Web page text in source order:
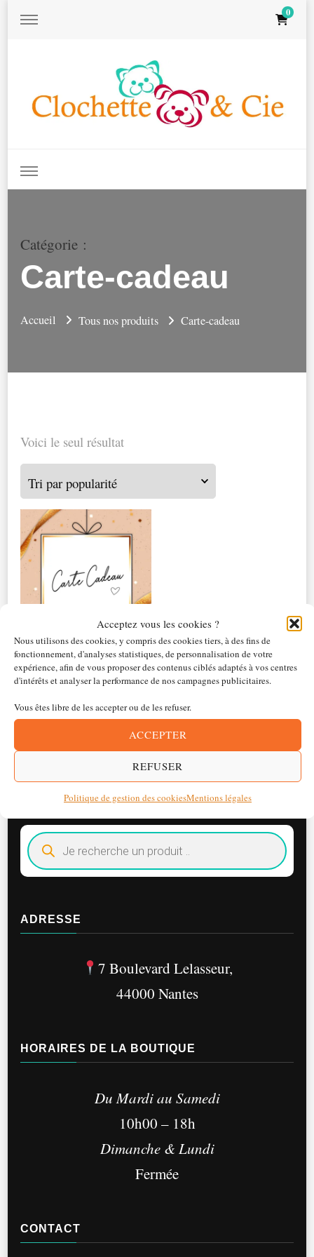
Acceptez vous les cookies ?
Nous utilisons des cookies, y compris des cookies tiers, à des fins de
fonctionnement, d'analyses statistiques, de personnalisation de votre
expérience, afin de vous proposer des contenus ciblés adaptés à vos centres
d'intérêts et analyser la performance de nos campagnes publicitaires.
Vous êtes libre de les accepter ou de les refuser.
ACCEPTER
REFUSER
Politique de gestion des cookiesMentions légales
0
Clochette
& Cie
Catégorie :
Carte-cadeau
Accueil Tous nos produits Carte-cadeau
Voici le seul résultat
Carte Cadeau
25,00€ – 300,00€Plage
de
prix :
25,00 €
à
300,00 €
Ce
produit
plusieurs
variationsLes
peuvent
la
produit
TROUVER UN PRODUIT
Recherche
de
produits
ADRESSE
7 Boulevard Lelasseur,
44000 Nantes
HORAIRES DE LA BOUTIQUE
Du Mardi au Samedi
10h00 – 18h
Dimanche & Lundi
Fermée
CONTACT